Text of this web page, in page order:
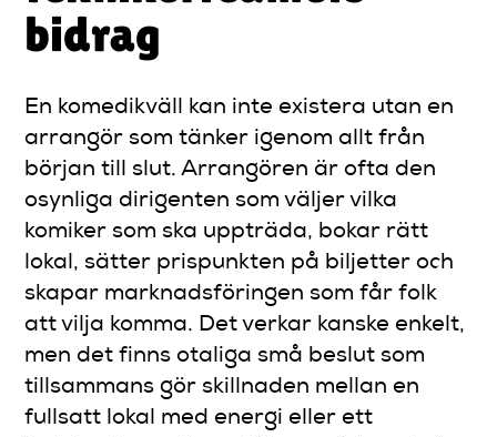
bidrag
En komedikväll kan inte existera utan en
arrangör som tänker igenom allt från
början till slut. Arrangören är ofta den
osynliga dirigenten som väljer vilka
komiker som ska uppträda, bokar rätt
lokal, sätter prispunkten på biljetter och
skapar marknadsföringen som får folk
att vilja komma. Det verkar kanske enkelt,
men det finns otaliga små beslut som
tillsammans gör skillnaden mellan en
fullsatt lokal med energi eller ett